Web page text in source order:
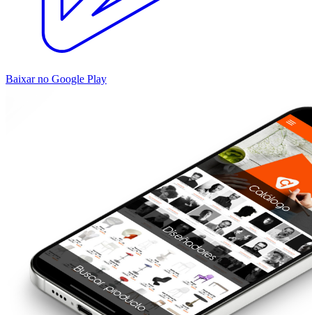
Baixar no Google Play